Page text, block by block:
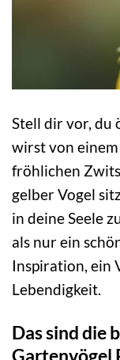
Stell dir vor, du
wirst von
fröhlichen
gelber Vogel
in deine Seele
als nur ein
Inspiration, ein
Lebendigkeit.
Das sind die
Gartenvögel